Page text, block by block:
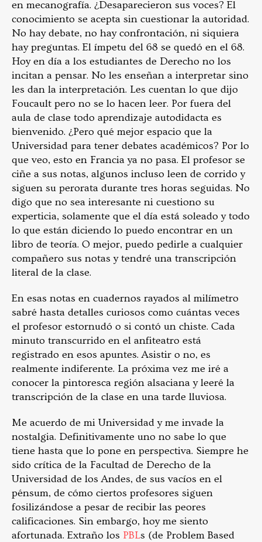
en mecanografía. ¿Desaparecieron sus voces? El
conocimiento se acepta sin cuestionar la autoridad.
No hay debate, no hay confrontación, ni siquiera
hay preguntas. El ímpetu del 68 se quedó en el 68.
Hoy en día a los estudiantes de Derecho no los
incitan a pensar. No les enseñan a interpretar sino
les dan la interpretación. Les cuentan lo que dijo
Foucault pero no se lo hacen leer. Por fuera del
aula de clase todo aprendizaje autodidacta es
bienvenido. ¿Pero qué mejor espacio que la
Universidad para tener debates académicos? Por lo
que veo, esto en Francia ya no pasa. El profesor se
ciñe a sus notas, algunos incluso leen de corrido y
siguen su perorata durante tres horas seguidas. No
digo que no sea interesante ni cuestiono su
experticia, solamente que el día está soleado y todo
lo que están diciendo lo puedo encontrar en un
libro de teoría. O mejor, puedo pedirle a cualquier
compañero sus notas y tendré una transcripción
literal de la clase.
En esas notas en cuadernos rayados al milímetro
sabré hasta detalles curiosos como cuántas veces
el profesor estornudó o si contó un chiste. Cada
minuto transcurrido en el anfiteatro está
registrado en esos apuntes. Asistir o no, es
realmente indiferente. La próxima vez me iré a
conocer la pintoresca región alsaciana y leeré la
transcripción de la clase en una tarde lluviosa.
Me acuerdo de mi Universidad y me invade la
nostalgia. Definitivamente uno no sabe lo que
tiene hasta que lo pone en perspectiva. Siempre he
sido crítica de la Facultad de Derecho de la
Universidad de los Andes, de sus vacíos en el
pénsum, de cómo ciertos profesores siguen
fosilizándose a pesar de recibir las peores
calificaciones. Sin embargo, hoy me siento
afortunada. Extraño los PBLs (de Problem Based